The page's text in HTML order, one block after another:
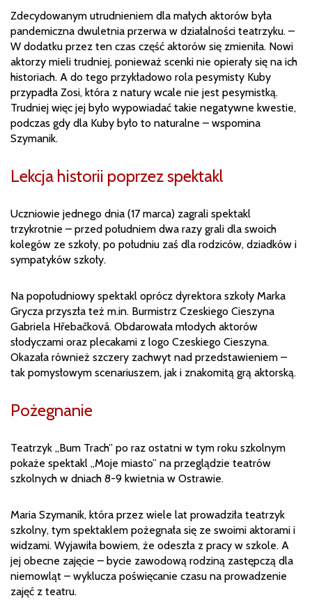
Zdecydowanym utrudnieniem dla małych aktorów była
pandemiczna dwuletnia przerwa w działalności teatrzyku. –
W dodatku przez ten czas część aktorów się zmieniła. Nowi
aktorzy mieli trudniej, ponieważ scenki nie opierały się na ich
historiach. A do tego przykładowo rola pesymisty Kuby
przypadła Zosi, która z natury wcale nie jest pesymistką.
Trudniej więc jej było wypowiadać takie negatywne kwestie,
podczas gdy dla Kuby było to naturalne – wspomina
Szymanik.
Lekcja historii poprzez spektakl
Uczniowie jednego dnia (17 marca) zagrali spektakl
trzykrotnie – przed południem dwa razy grali dla swoich
kolegów ze szkoły, po południu zaś dla rodziców, dziadków i
sympatyków szkoły.
Na popołudniowy spektakl oprócz dyrektora szkoły Marka
Grycza przyszła też m.in. Burmistrz Czeskiego Cieszyna
Gabriela Hřebačková. Obdarowała młodych aktorów
słodyczami oraz plecakami z logo Czeskiego Cieszyna.
Okazała również szczery zachwyt nad przedstawieniem –
tak pomysłowym scenariuszem, jak i znakomitą grą aktorską.
Pożegnanie
Teatrzyk „Bum Trach” po raz ostatni w tym roku szkolnym
pokaże spektakl „Moje miasto” na przeglądzie teatrów
szkolnych w dniach 8-9 kwietnia w Ostrawie.
Maria Szymanik, która przez wiele lat prowadziła teatrzyk
szkolny, tym spektaklem pożegnała się ze swoimi aktorami i
widzami. Wyjawiła bowiem, że odeszła z pracy w szkole. A
jej obecne zajęcie – bycie zawodową rodziną zastępczą dla
niemowląt – wyklucza poświęcanie czasu na prowadzenie
zajęć z teatru.